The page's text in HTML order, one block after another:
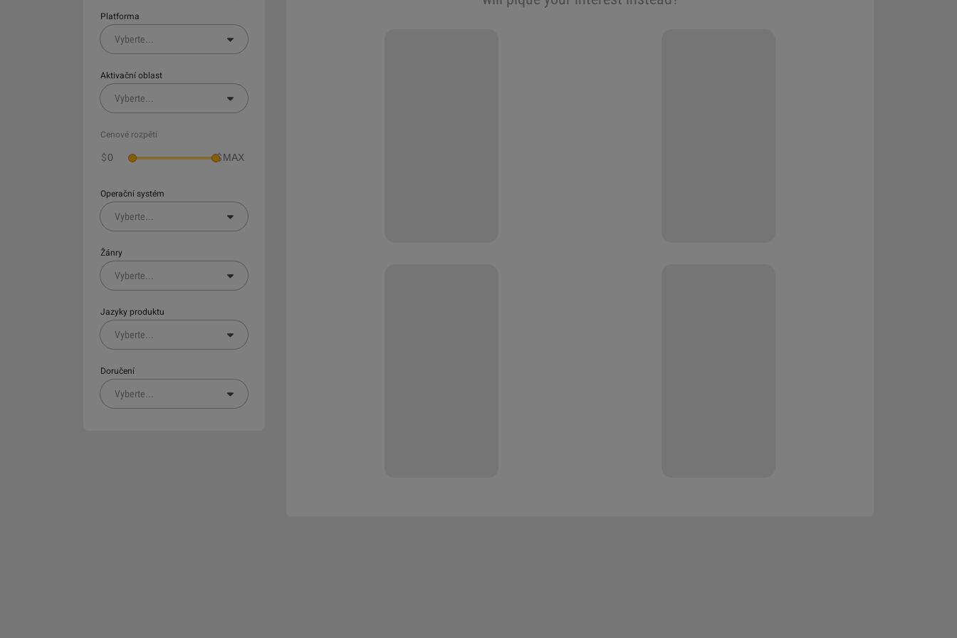
Platforma
Vyberte
Aktivační oblast
Vyberte
Cenové rozpětí
$ $
Operační systém
Vyberte
Žánry
Vyberte
Jazyky produktu
Vyberte
Doručení
Vyberte